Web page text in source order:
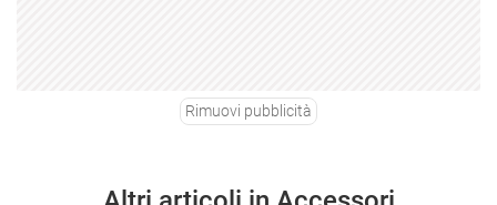
Rimuovi pubblicità